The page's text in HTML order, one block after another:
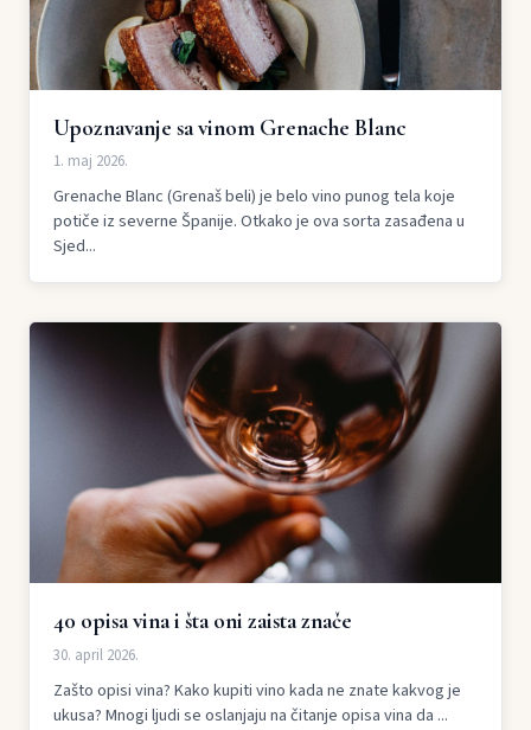
Upoznavanje sa vinom Grenache Blanc
1. maj 2026.
Grenache Blanc (Grenaš beli) je belo vino punog tela koje
potiče iz severne Španije. Otkako je ova sorta zasađena u
Sjed...
40 opisa vina i šta oni zaista znače
30. april 2026.
Zašto opisi vina? Kako kupiti vino kada ne znate kakvog je
ukusa? Mnogi ljudi se oslanjaju na čitanje opisa vina da ...